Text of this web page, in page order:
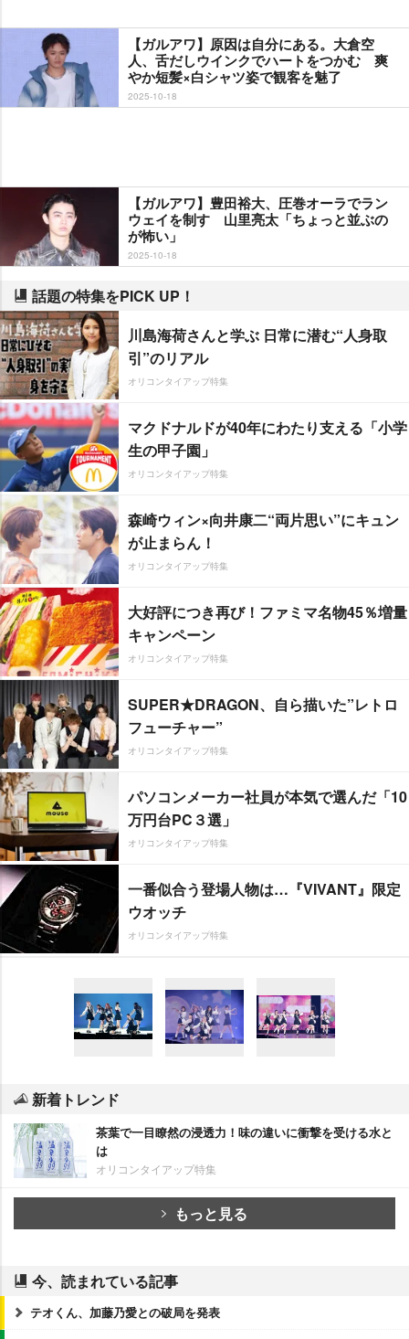
【ガルアワ】原因は自分にある。大倉空
人、舌だしウインクでハートをつかむ 爽
か短髪×白シャツ姿で観客を魅了
2025-10-18
【ガルアワ】豊田裕大、圧巻オーラでラン
ウェイを制す 山里亮太「ちょっと並ぶの
が怖い」
2025-10-18
話題の特集をPICK UP！
川島海荷さんと学ぶ 日常に潜む“人身取
引”のリアル
オリコンタイアップ特集
マクドナルドが40年にわたり支える「小学
生の甲子園」
オリコンタイアップ特集
森崎ウィン×向井康二“両片思い”にキュン
が止まらん！
オリコンタイアップ特集
大好評につき再び！ファミマ名物45％増量
キャンペーン
オリコンタイアップ特集
SUPER★DRAGON、自ら描いた”レトロ
フューチャー”
オリコンタイアップ特集
パソコンメーカー社員が本気で選んだ「10
万円台PC３選」
オリコンタイアップ特集
一番似合う登場人物は…『VIVANT』限定
ウオッチ
オリコンタイアップ特集
新着トレンド
茶葉で一目瞭然の浸透力！味の違いに衝撃を受ける水と
は
オリコンタイアップ特集
もっと見る
今、読まれている記事
テオくん、加藤乃愛との破局を発表